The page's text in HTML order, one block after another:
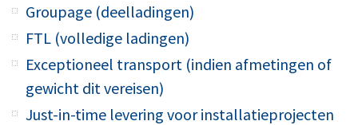
Groupage (deelladingen)
FTL (volledige ladingen)
Exceptioneel transport (indien afmetingen of
gewicht dit vereisen)
Just-in-time levering voor installatieprojecten